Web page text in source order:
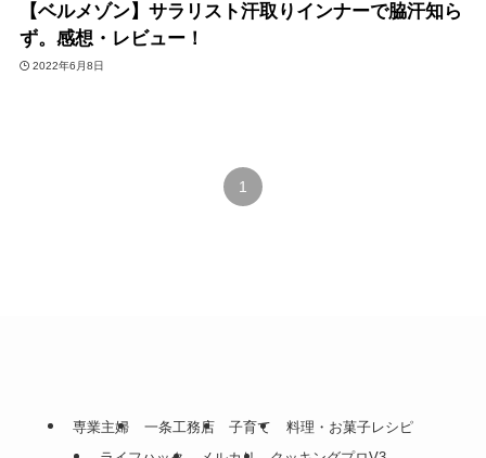
【ベルメゾン】サラリスト汗取りインナーで脇汗知ら
ず。感想・レビュー！
2022年6月8日
1
専業主婦 一条工務店 子育て
料理・お菓子レシピ